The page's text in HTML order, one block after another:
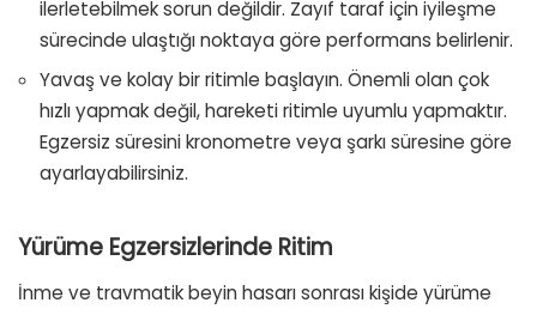
ilerletebilmek sorun değildir. Zayıf taraf için iyileşme
sürecinde ulaştığı noktaya göre performans belirlenir.
Yavaş ve kolay bir ritimle başlayın. Önemli olan çok
hızlı yapmak değil, hareketi ritimle uyumlu yapmaktır.
Egzersiz süresini kronometre veya şarkı süresine göre
ayarlayabilirsiniz.
Yürüme Egzersizlerinde Ritim
İnme ve travmatik beyin hasarı sonrası kişide yürüme